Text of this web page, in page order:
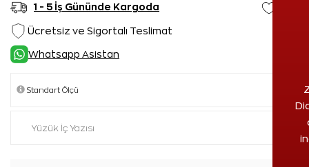
1 - 5 İş Gününde Kargoda
Ücretsiz ve Sigortalı Teslimat
Whatsapp Asistan